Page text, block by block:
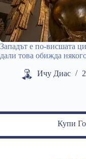
Западът е по-висшата
дали това обижда
Ичу Диас
Купи